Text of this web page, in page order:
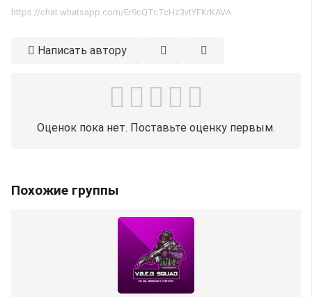
https://chat.whatsapp.com/Er9cQTcTcHz3vtYFKrKAVA
Написать автору
Оценок пока нет. Поставьте оценку первым.
Похожие группы